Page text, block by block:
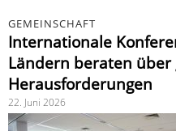
GEMEINSCHAFT
Internationale
Ländern beraten über
Herausforderungen
22. Juni 2026